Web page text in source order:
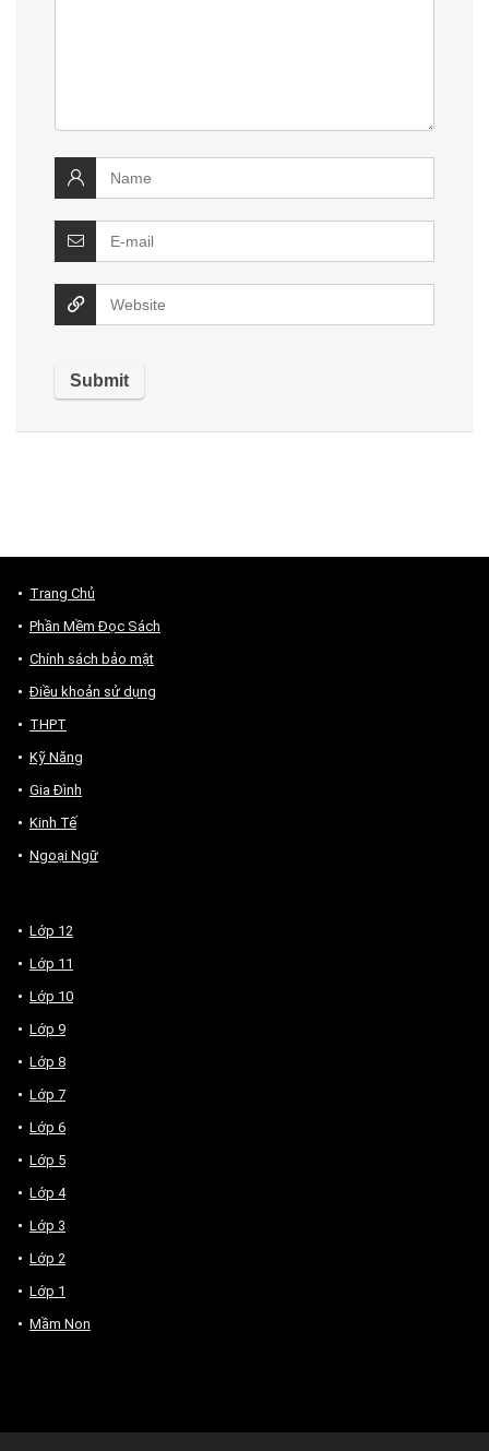
Trang Chủ
Phần Mềm Đọc Sách
Chính sách bảo mật
Điều khoản sử dụng
THPT
Kỹ Năng
Gia Đình
Kinh Tế
Ngoại Ngữ
Lớp 12
Lớp 11
Lớp 10
Lớp 9
Lớp 8
Lớp 7
Lớp 6
Lớp 5
Lớp 4
Lớp 3
Lớp 2
Lớp 1
Mầm Non